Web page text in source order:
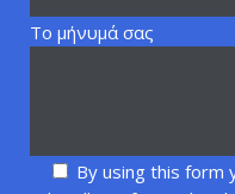
Το μήνυμά σας
By using this form